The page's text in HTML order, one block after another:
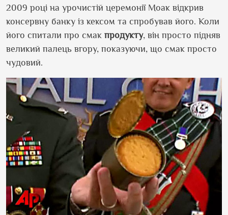
2009 році на урочистій церемонії Моак відкрив
консервну банку із кексом та спробував його. Коли
його спитали про смак продукту, він просто підняв
великий палець вгору, показуючи, що смак просто
чудовий.